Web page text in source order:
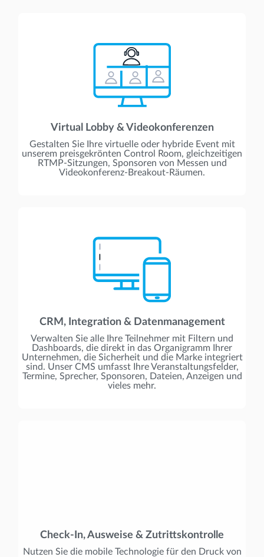
Virtual Lobby & Videokonferenzen
Gestalten Sie Ihre virtuelle oder hybride Event mit
unserem preisgekrönten Control Room, gleichzeitigen
RTMP-Sitzungen, Sponsoren von Messen und
Videokonferenz-Breakout-Räumen.
CRM, Integration & Datenmanagement
Verwalten Sie alle Ihre Teilnehmer mit Filtern und
Dashboards, die direkt in das Organigramm Ihrer
Unternehmen, die Sicherheit und die Marke integriert
sind. Unser CMS umfasst Ihre Veranstaltungsfelder,
Termine, Sprecher, Sponsoren, Dateien, Anzeigen und
vieles mehr.
Check-In, Ausweise & Zutrittskontrolle
Nutzen Sie die mobile Technologie für den Druck von